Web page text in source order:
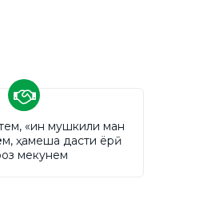
«ин мушкили ман
ҳамеша дасти ёрӣ
мекунем